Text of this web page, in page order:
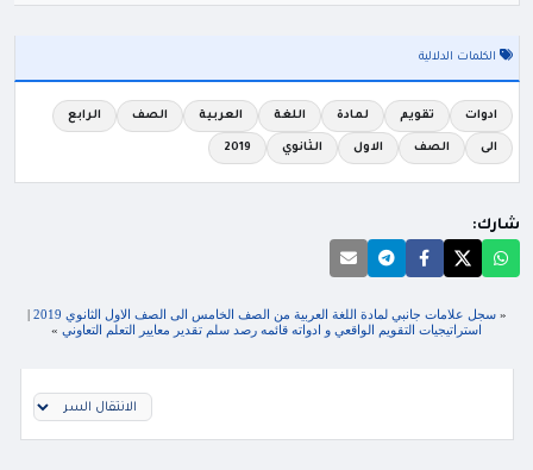
الكلمات الدلالية
ادوات تقويم لمادة اللغة العربية الصف الرابع
الى الصف الاول الثانوي 2019
شارك:
«سجل علامات جانبي لمادة اللغة العربية من الصف الخامس الى الصف الاول الثانوي 2019
|
استراتيجيات التقويم الواقعي و ادواته قائمه رصد سلم تقدير معايير التعلم التعاوني »